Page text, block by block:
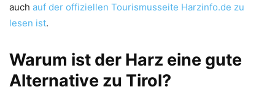
auch auf der offiziellen Tourismusseite Harzinfo.de zu
lesen ist.
Warum ist der Harz eine gute
Alternative zu Tirol?